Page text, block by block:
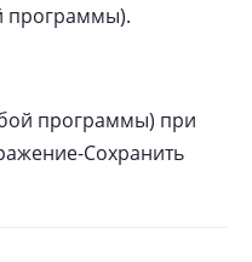
программы).
программы) при
Сохранить